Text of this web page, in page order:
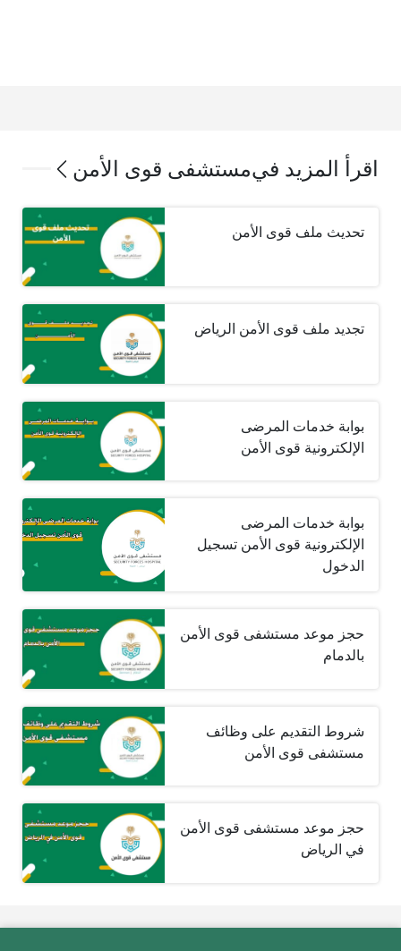
اقرأ المزيد فيمستشفى قوى الأمن
تحديث ملف قوى الأمن
تجديد ملف قوى الأمن الرياض
بوابة خدمات المرضى
الإلكترونية قوى الأمن
بوابة خدمات المرضى
الإلكترونية قوى الأمن تسجيل
الدخول
حجز موعد مستشفى قوى الأمن
بالدمام
شروط التقديم على وظائف
مستشفى قوى الأمن
حجز موعد مستشفى قوى الأمن
في الرياض